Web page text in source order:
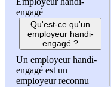
engagé
Qu'est-ce qu'un
employeur handi-
engagé ?
Un employeur handi-
engagé est un
employeur reconnu